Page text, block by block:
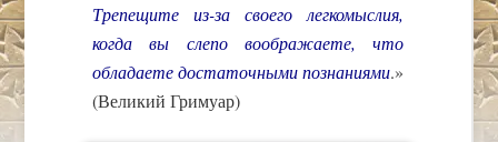
Трепещите из-за своего легкомыслия,
когда вы слепо воображаете, что
обладаете достаточными познаниями.»
(Великий Гримуар)